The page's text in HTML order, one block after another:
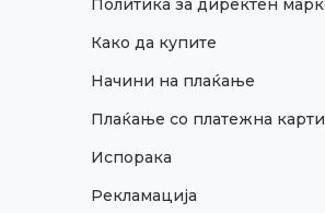
Политика за директен
Како да купите
Начини на плаќање
Плаќање со платежна
Испорака
Рекламација